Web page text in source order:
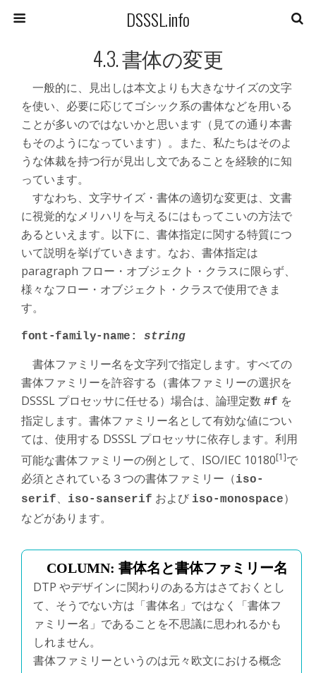
DSSSL.info
4.3. 書体の変更
一般的に、見出しは本文よりも大きなサイズの文字
を使い、必要に応じてゴシック系の書体などを用いる
ことが多いのではないかと思います（見ての通り本書
もそのようになっています）。また、私たちはそのよ
うな体裁を持つ行が見出し文であることを経験的に知
っています。
すなわち、文字サイズ・書体の適切な変更は、文書
に視覚的なメリハリを与えるにはもってこいの方法で
あるといえます。以下に、書体指定に関する特質につ
いて説明を挙げていきます。なお、書体指定は
paragraph フロー・オブジェクト・クラスに限らず、
様々なフロー・オブジェクト・クラスで使用できま
す。
font-family-name:string
書体ファミリー名を文字列で指定します。すべての
書体ファミリーを許容する（書体ファミリーの選択を
DSSSL プロセッサに任せる）場合は、論理定数 #f を
指定します。書体ファミリー名として有効な値につい
ては、使用する DSSSL プロセッサに依存します。利用
可能な書体ファミリーの例として、ISO/IEC 10180[1]で
必須とされている３つの書体ファミリー（iso-
serif、 iso-sanserif および iso-monospace）
などがあります。
書体名と書体ファミリー名
DTP やデザインに関わりのある方はさておくとし
て、そうでない方は「書体名」ではなく「書体フ
ァミリー名」であることを不思議に思われるかも
しれません。
書体ファミリーというのは元々欧文における概念